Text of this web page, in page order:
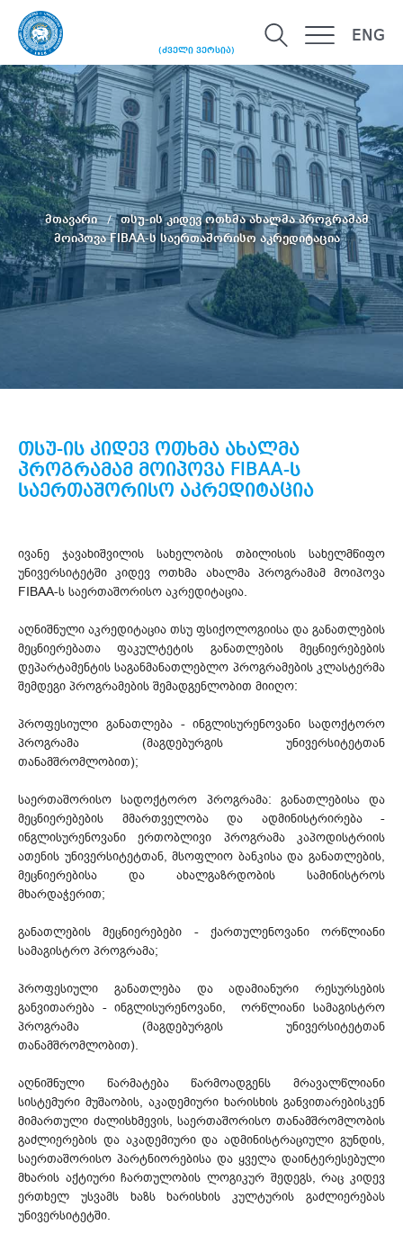
(ძველი ვერსია)
ENG
მთავარი
თსუ-ის კიდევ ოთხმა ახალმა პროგრამამ
მოიპოვა FIBAA-ს საერთაშორისო აკრედიტაცია
თსუ-ის კიდევ ოთხმა ახალმა
პროგრამამ მოიპოვა FIBAA-ს
საერთაშორისო აკრედიტაცია
ივანე ჯავახიშვილის სახელობის თბილისის სახელმწიფო
უნივერსიტეტში კიდევ ოთხმა ახალმა პროგრამამ მოიპოვა
FIBAA-ს საერთაშორისო აკრედიტაცია.
აღნიშნული აკრედიტაცია თსუ ფსიქოლოგიისა და განათლების
მეცნიერებათა ფაკულტეტის განათლების მეცნიერებების
დეპარტამენტის საგანმანათლებლო პროგრამების კლასტერმა
შემდეგი პროგრამების შემადგენლობით მიიღო:
პროფესიული განათლება - ინგლისურენოვანი სადოქტორო
პროგრამა (მაგდებურგის უნივერსიტეტთან
თანამშრომლობით);
საერთაშორისო სადოქტორო პროგრამა: განათლებისა და
მეცნიერებების მმართველობა და ადმინისტრირება -
ინგლისურენოვანი ერთობლივი პროგრამა კაპოდისტრიის
ათენის უნივერსიტეტთან, მსოფლიო ბანკისა და განათლების,
მეცნიერებისა და ახალგაზრდობის სამინისტროს
მხარდაჭერით;
განათლების მეცნიერებები - ქართულენოვანი ორწლიანი
სამაგისტრო პროგრამა;
პროფესიული განათლება და ადამიანური რესურსების
განვითარება - ინგლისურენოვანი, ორწლიანი სამაგისტრო
პროგრამა (მაგდებურგის უნივერსიტეტთან
თანამშრომლობით).
აღნიშნული წარმატება წარმოადგენს მრავალწლიანი
სისტემური მუშაობის, აკადემიური ხარისხის განვითარებისკენ
მიმართული ძალისხმევის, საერთაშორისო თანამშრომლობის
გაძლიერების და აკადემიური და ადმინისტრაციული გუნდის,
საერთაშორისო პარტნიორებისა და ყველა დაინტერესებული
მხარის აქტიური ჩართულობის ლოგიკურ შედეგს, რაც კიდევ
ერთხელ უსვამს ხაზს ხარისხის კულტურის გაძლიერებას
უნივერსიტეტში.